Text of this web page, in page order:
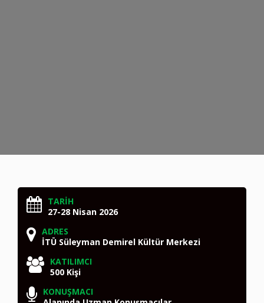
TARİH
27-28 Nisan 2026
ADRES
İTÜ Süleyman Demirel Kültür Merkezi
KATILIMCI
500 Kişi
KONUŞMACI